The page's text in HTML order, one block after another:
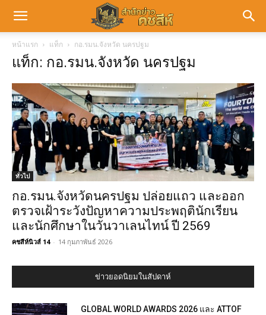
หน้าแรก แท็ก กอ.รมน.จังหวัด นครปฐม
แท็ก: กอ.รมน.จังหวัด นครปฐม
ทั่วไป
กอ.รมน.จังหวัดนครปฐม ปล่อยแถว และออก
ตรวจเฝ้าระวังปัญหาความประพฤตินักเรียน
และนักศึกษาในวันวาเลนไทน์ ปี 2569
คชสีห์นิวส์ 14 - 14 กุมภาพันธ์ 2026
ข่าวยอดนิยมในสัปดาห์
GLOBAL WORLD AWARDS 2026 และ ATTOF